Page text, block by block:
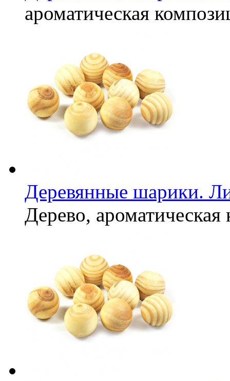
ароматическая
Деревянные шарики.
Дерево, ароматическая